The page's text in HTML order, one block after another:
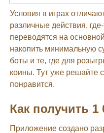
Условия в играх
различные действия,
переводятся на
накопить минимальную
боты и те, где для
коины. Тут уже решайте
понравится.
Как получить 1
Приложение создано